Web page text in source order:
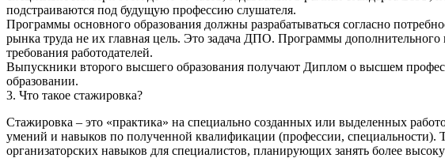
подстраиваются под будущую профессию слушателя.
Программы основного образования должны разрабатываться согласно
рынка труда не их главная цель. Это задача ДПО. Программы
требования работодателей.
Выпускники второго высшего образования получают Диплом о высшем
образовании.
3. Что такое стажировка?
Стажировка – это «практика» на специально созданных или выделенных
умений и навыков по полученной квалификации (профессии,
организаторских навыков для специалистов, планирующих занять более